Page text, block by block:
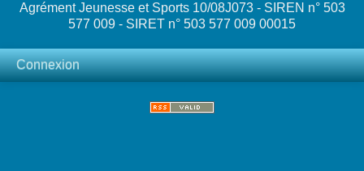
Agrément Jeunesse et Sports 10/08J073 - SIREN n° 503
577 009 - SIRET n° 503 577 009 00015
Connexion